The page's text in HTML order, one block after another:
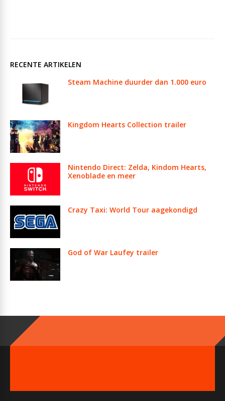
RECENTE ARTIKELEN
Steam Machine duurder dan 1.000 euro
Kingdom Hearts Collection trailer
Nintendo Direct: Zelda, Kindom Hearts,
Xenoblade en meer
Crazy Taxi: World Tour aagekondigd
God of War Laufey trailer